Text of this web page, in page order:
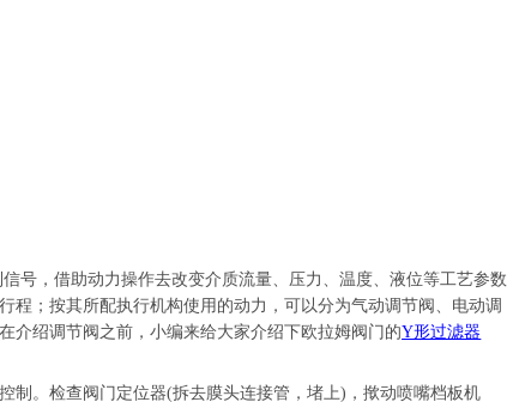
号，借助动力操作去改变介质流量、压力、温度、液位等工艺参数
程；按其所配执行机构使用的动力，可以分为气动调节阀、电动调
介绍调节阀之前，小编来给大家介绍下欧拉姆阀门的Y形过滤器
。检查阀门定位器(拆去膜头连接管，堵上)，揿动喷嘴档板机